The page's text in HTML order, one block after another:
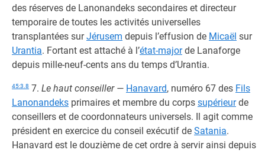
des réserves de Lanonandeks secondaires et directeur
temporaire de toutes les activités universelles
transplantées surJérusem depuis l’effusion de Micaël sur
Urantia. Fortant est attaché à l’état-majorde Lanaforge
depuis mille-neuf-cents ans du temps d’Urantia.
45:3.8 7. Le haut conseiller — Hanavard, numéro 67 des Fils
Lanonandeks primaires et membre du corps supérieurde
conseillers et de coordonnateurs universels. Il agit comme
président en exercice du conseil exécutif de Satania.
Hanavard est le douzième de cet ordre à servir ainsi depuis